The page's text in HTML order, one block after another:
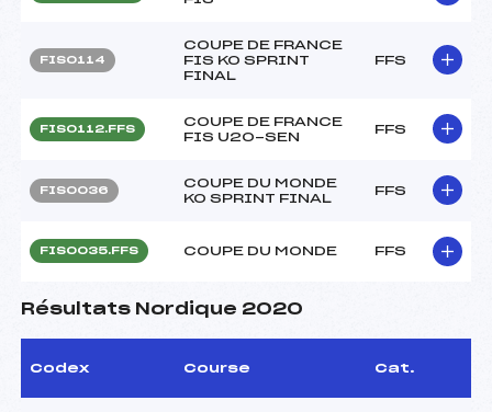
FIS0114
COUPE DE FRANCE
FIS KO SPRINT
FINAL
FFS
FIS0112.FFS
COUPE DE FRANCE
FIS U20-SEN
FFS
FIS0036
COUPE DU MONDE
KO SPRINT FINAL
FFS
FIS0035.FFS COUPE DU MONDE FFS
Résultats Nordique 2020
Codex Course Cat.